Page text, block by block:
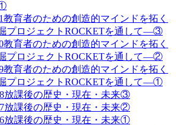
教育者のための創造的マインドを拓く
プロジェクトROCKETを通して―③
教育者のための創造的マインドを拓く
プロジェクトROCKETを通して―②
教育者のための創造的マインドを拓く
プロジェクトROCKETを通して―①
放課後の歴史・現在・未来③
放課後の歴史・現在・未来②
放課後の歴史・現在・未来①